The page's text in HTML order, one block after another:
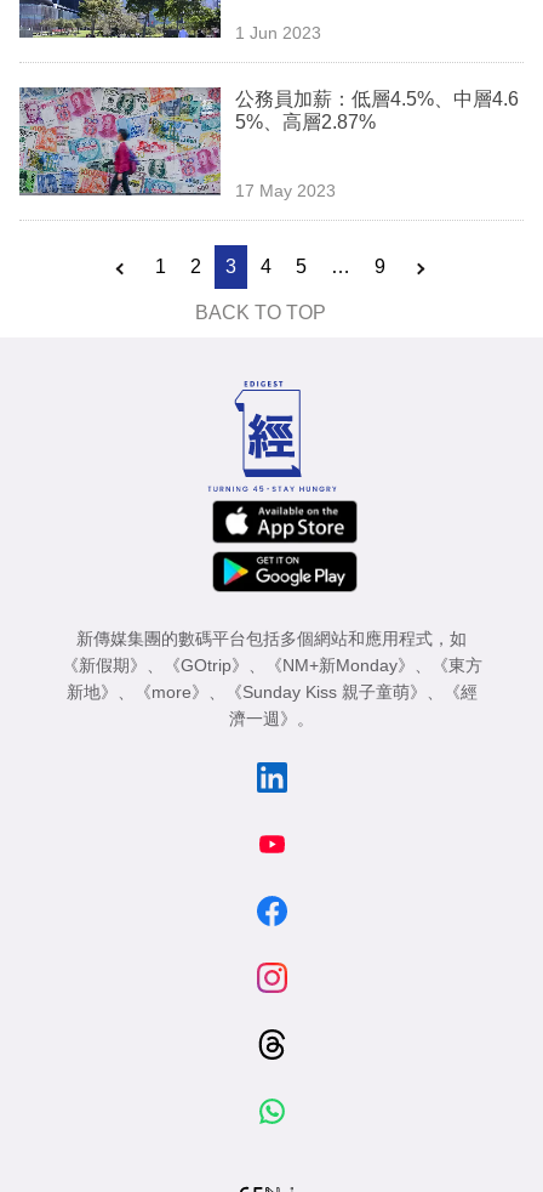
1 Jun 2023
公務員加薪：低層4.5%、中層4.6
5%、高層2.87%
17 May 2023
1 2 3 4 5 … 9
BACK TO TOP
新傳媒集團的數碼平台包括多個網站和應用程式，如
《新假期》 、 《GOtrip》 、 《NM+新Monday》 、
《東方
新地》 、 《more》 、 《Sunday Kiss 親子童萌》 、
《經
濟一週》 。